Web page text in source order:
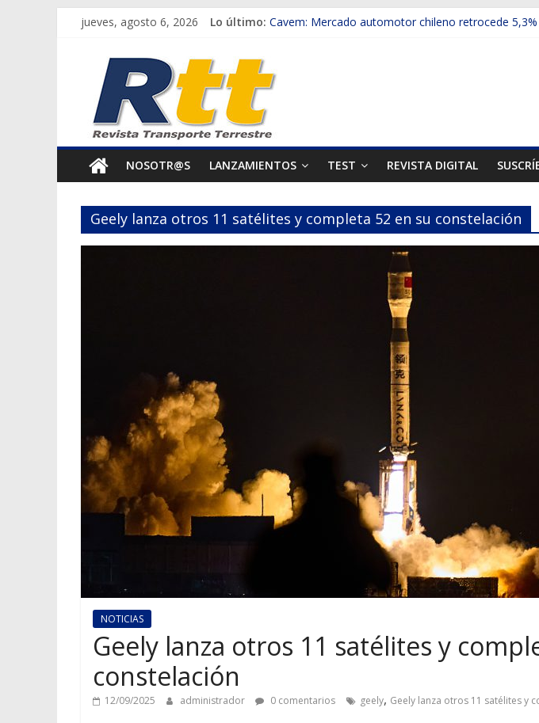
Saltarjueves, agosto 6, 2026 Lo último: Cavem: Mercado automotor chileno retrocede
SINOTRUK Pick-ups presentó la recién estrenada
Chile es el primer mercado internacional en lanzar la
Rtt
Revista
Transporte
Terrestre
Autos,
camiones,
NOSOTR@S LANZAMIENTOS TEST REVISTA DIGITAL
Geely lanza otros 11 satélites y completa 52 en su constelación
NOTICIAS
Geely lanza otros 11 satélites y
constelación
12/09/2025 administrador 0 comentarios geely, Geely lanza otros 11 satélites y